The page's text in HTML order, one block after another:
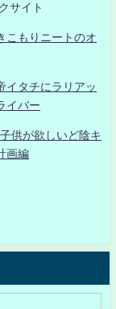
サイト
こもりニートのオ
イタチにラリアッ
イバー
供が欲しいど陰キ
画編